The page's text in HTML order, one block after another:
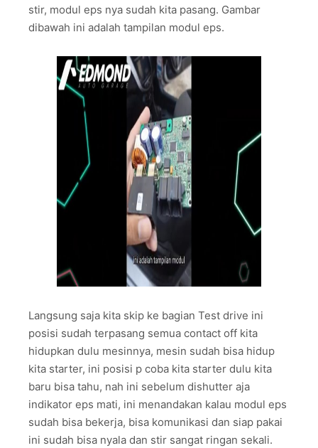
stir, modul eps nya sudah kita pasang. Gambar
dibawah ini adalah tampilan modul eps.
Langsung saja kita skip ke bagian Test drive ini
posisi sudah terpasang semua contact off kita
hidupkan dulu mesinnya, mesin sudah bisa hidup
kita starter, ini posisi p coba kita starter dulu kita
baru bisa tahu, nah ini sebelum dishutter aja
indikator eps mati, ini menandakan kalau modul eps
sudah bisa bekerja, bisa komunikasi dan siap pakai
ini sudah bisa nyala dan stir sangat ringan sekali.